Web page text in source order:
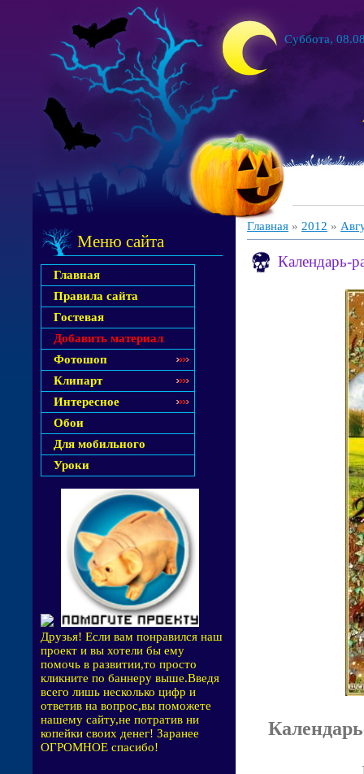
Суббота,
Меню сайта
Главная
Правила сайта
Гостевая
Добавить материал
Фотошоп
Клипарт
Интересное
Обои
Для мобильного
Уроки
Друзья! Если вам понравился наш
проект и вы хотели бы ему
помочь в развитии,то просто
кликните по баннеру выше.Введя
всего лишь несколько цифр и
ответив на вопрос,вы поможете
нашему сайту,не потратив ни
копейки своих денег! Заранее
ОГРОМНОЕ спасибо!
Главная » 2012 »
Календарь-